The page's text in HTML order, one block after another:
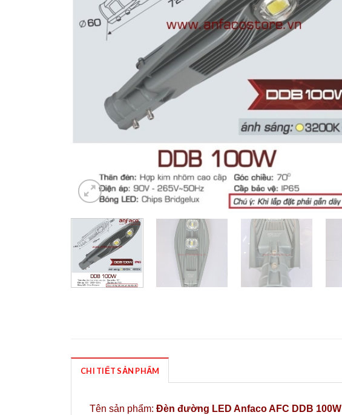
CHI TIẾT SẢN PHẨM
Tên sản phẩm: Đèn đường LED Anfaco AFC DDB 100W